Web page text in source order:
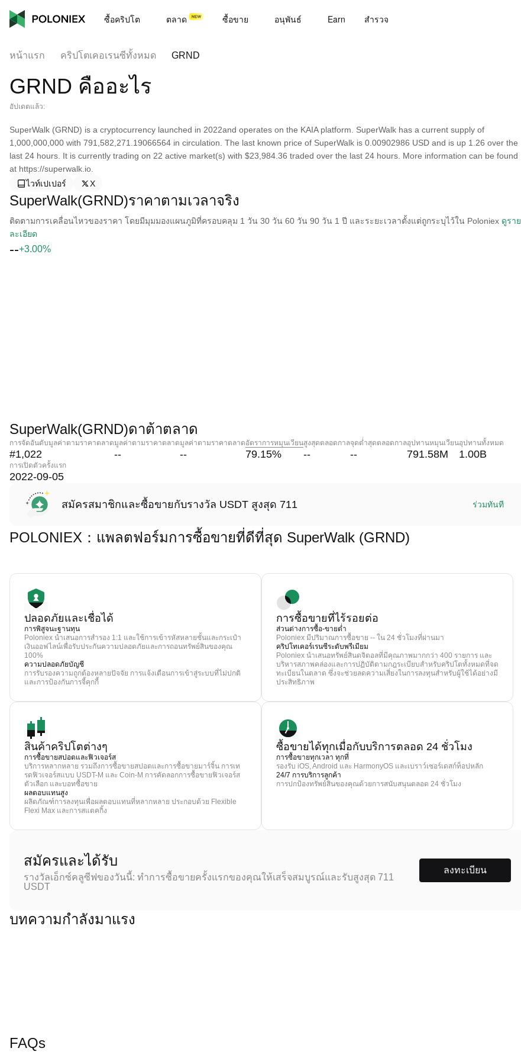
ซื้อคริปโต ตลาด ซื้อขาย อนุพันธ์ Earn สํารวจ
หน้าแรก คริปโตเคอเรนซีทั้งหมด GRND
GRND คืออะไร
อัปเดตแล้ว:
SuperWalk (GRND) is a cryptocurrency launched in 2022and operates on the KAIA platform. SuperWalk has a current supply of
1,000,000,000 with 791,582,271.19066564 in circulation. The last known price of SuperWalk is 0.00902986 USD and is up 1.26 over the
last 24 hours. It is currently trading on 22 active market(s) with $23,984.36 traded over the last 24 hours. More information can be found
at https://superwalk.io.
ไวท์เปเปอร์
X
SuperWalk(GRND)ราคาตามเวลาจริง
ติดตามการเคลื่อนไหวของราคา โดยมีมุมมองแผนภูมิที่ครอบคลุม 1 วัน 30 วัน 60 วัน 90 วัน 1 ปี และระยะเวลาตั้งแต่ถูกระบุไว้ใน Poloniex ดูราย
ละเอียด
--+3.00%
SuperWalk(GRND)ดาต้าตลาด
การจัดอันดับมูลค่าตามราคาตลาด
#1,022
มูลค่าตามราคาตลาด
--
มูลค่าตามราคาตลาด
--
อัตราการหมุนเวียน
79.15%
สูงสุดตลอดกาล
--
จุดต่ำสุดตลอดกาล
--
อุปทานหมุนเวียน
791.58M
อุปทานทั้งหมด
1.00B
การเปิดตัวครั้งแรก
2022-09-05
สมัครสมาชิกและซื้อขายกับรางวัล USDT สูงสุด 711 ร่วมทันที
POLONIEX：แพลตฟอร์มการซื้อขายที่ดีที่สุด SuperWalk (GRND)
ปลอดภัยและเชื่อได้
การพิสูจนะฐานทุน
Poloniex นำเสนอการสำรอง 1:1 และใช้การเข้ารหัสหลายชั้นและกระเป๋า
เงินออฟไลน์เพื่อรับประกันความปลอดภัยและการถอนทรัพย์สินของคุณ
100%
ความปลอดภัยบัญชี
การรับรองความถูกต้องหลายปัจจัย การแจ้งเตือนการเข้าสู่ระบบที่ไม่ปกติ
และการป้องกันการจี้คุกกี้
การซื้อขายที่ไร้รอยต่อ
ส่วนต่างการซื้อ-ขายต่ำ
Poloniex มีปริมาณการซื้อขาย -- ใน 24 ชั่วโมงที่ผ่านมา
คริปโทเคอร์เรนซีระดับพรีเมียม
Poloniex นำเสนอทรัพย์สินดจิตอลที่มีคุณภาพมากกว่า 400 รายการ และ
บริหารสภาพคล่องและการปฏิบัติตามกฎระเบียบสำหรับคริปโตทั้งหมดที่จด
ทะเบียนในตลาด ซึ่งจะช่วยลดความเสี่ยงในการลงทุนสำหรับผู้ใช้ได้อย่างมี
ประสิทธิภาพ
สินค้าคริปโตต่างๆ
การซื้อขายสปอตและฟิวเจอร์ส
บริการหลากหลาย รวมถึงการซื้อขายสปอตและการซื้อขายมาร์จิ้น การเท
รดฟิวเจอร์สแบบ USDT-M และ Coin-M การคัดลอกการซื้อขายฟิวเจอร์ส
ตัวเลือก และบอทซื้อขาย
ผลตอบแทนสูง
ผลิตภัณฑ์การลงทุนเพื่อผลตอบแทนที่หลากหลาย ประกอบด้วย Flexible
Flexi Max และการสแตคกิ้ง
ซื้อขายได้ทุกเมื่อกับบริการตลอด 24 ชั่วโมง
การซื้อขายทุกเวลา ทุกที่
รองรับ iOS, Android และ HarmonyOS และเบราว์เซอร์เดสก์ท็อปหลัก
24/7 การบริการลูกค้า
การปกป้องทรัพย์สินของคุณด้วยการสนับสนุนตลอด 24 ชั่วโมง
สมัครและได้รับ
รางวัลเอ็กซ์คลูซีฟของวันนี้: ทำการซื้อขายครั้งแรกของคุณให้เสร็จสมบูรณ์และรับสูงสุด 711
USDT
ลงทะเบียน
บทความกำลังมาแรง
FAQs